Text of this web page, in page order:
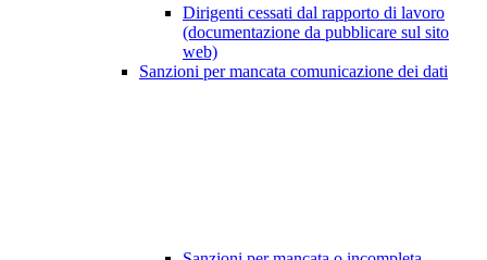
Dirigenti cessati dal rapporto di lavoro
(documentazione da pubblicare sul sito
web)
Sanzioni per mancata comunicazione dei dati